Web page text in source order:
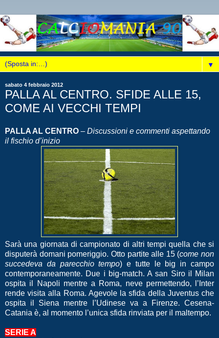
▼
sabato 4 febbraio 2012
PALLA AL CENTRO. SFIDE ALLE 15,
COME AI VECCHI TEMPI
PALLA AL CENTRO – Discussioni e commenti aspettando
il fischio d’inizio
Sarà una giornata di campionato di altri tempi quella che si
disputerà domani pomeriggio. Otto partite alle 15 (come non
succedeva da parecchio tempo) e tutte le big in campo
contemporaneamente. Due i big-match. A san Siro il Milan
ospita il Napoli mentre a Roma, neve permettendo, l’Inter
rende visita alla Roma. Agevole la sfida della Juventus che
ospita il Siena mentre l’Udinese va a Firenze. Cesena-
Catania è, al momento l’unica sfida rinviata per il maltempo.
SERIE A